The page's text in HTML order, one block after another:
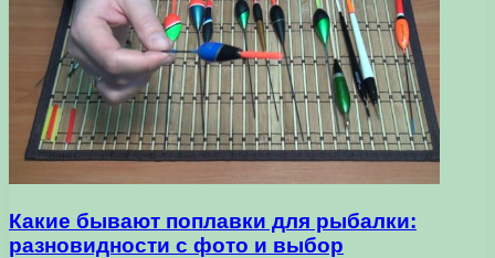
Какие бывают поплавки для рыбалки:
разновидности с фото и выбор